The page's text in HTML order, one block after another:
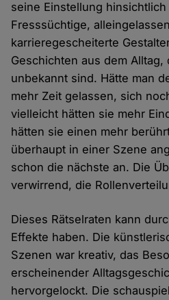
seine Einstellung
Fresssüchtige,
karrieregescheiterte
Geschichten aus dem
unbekannt sind. Hätte man
mehr Zeit gelassen, sich
vielleicht hätten sie mehr
hätten sie einen mehr
überhaupt in einer Szene
schon die nächste an. Die
verwirrend, die
Dieses Rätselraten kann
Effekte haben. Die
Szenen war kreativ, das
erscheinender
hervorgelockt. Die